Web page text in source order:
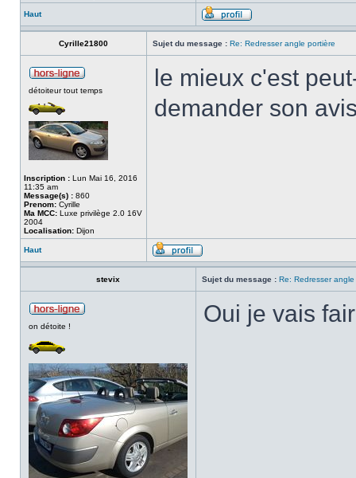
Haut
Cyrille21800 Sujet du message : Re: Redresser angle portière
détoiteur tout temps
Inscription : Lun Mai 16, 2016
11:35 am
Message(s) : 860
Prenom: Cyrille
Ma MCC: Luxe privilège 2.0 16V
2004
Localisation: Dijon
le mieux c'est
demander son
Haut
stevix Sujet du message : Re: Redresser
on détoite ! Oui je vais